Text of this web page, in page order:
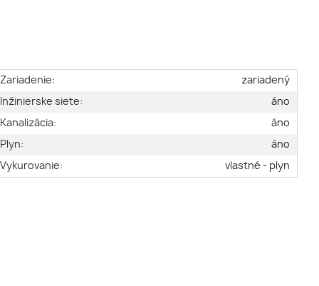
Zariadenie:
zariadený
Inžinierske siete:
áno
Kanalizácia:
áno
Plyn:
áno
Vykurovanie:
vlastné - plyn